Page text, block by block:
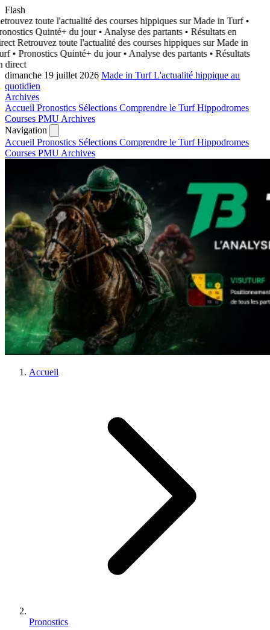
Flash
toute l'actualité des courses hippiques sur Made in Turf •
Quinté+ du jour • Analyse des partants • Résultats en
Retrouvez toute l'actualité des courses hippiques sur Made in
• Pronostics Quinté+ du jour • Analyse des partants • Résultats
direct
dimanche 19 juillet 2026 Made in TurfL'actualité hippique au
quotidien
Archives
Accueil Pronostics Sélections Comprendre le TurfHippodromes
Courses PMU Archives
Navigation
Accueil Pronostics Sélections Comprendre le TurfHippodromes
Courses PMU Archives
Accueil
Pronostics